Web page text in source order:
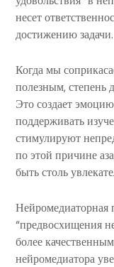
несет
достижению задачи.
Когда мы
полезным, степень
Это создает
поддерживать
стимулируют
по этой причине
быть столь
Нейромедиаторная
“предвосхищения
более
нейромедиатора